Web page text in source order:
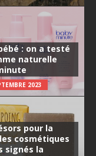
: on a testé
naturelle
2023
pour la
cosmétiques
signés la